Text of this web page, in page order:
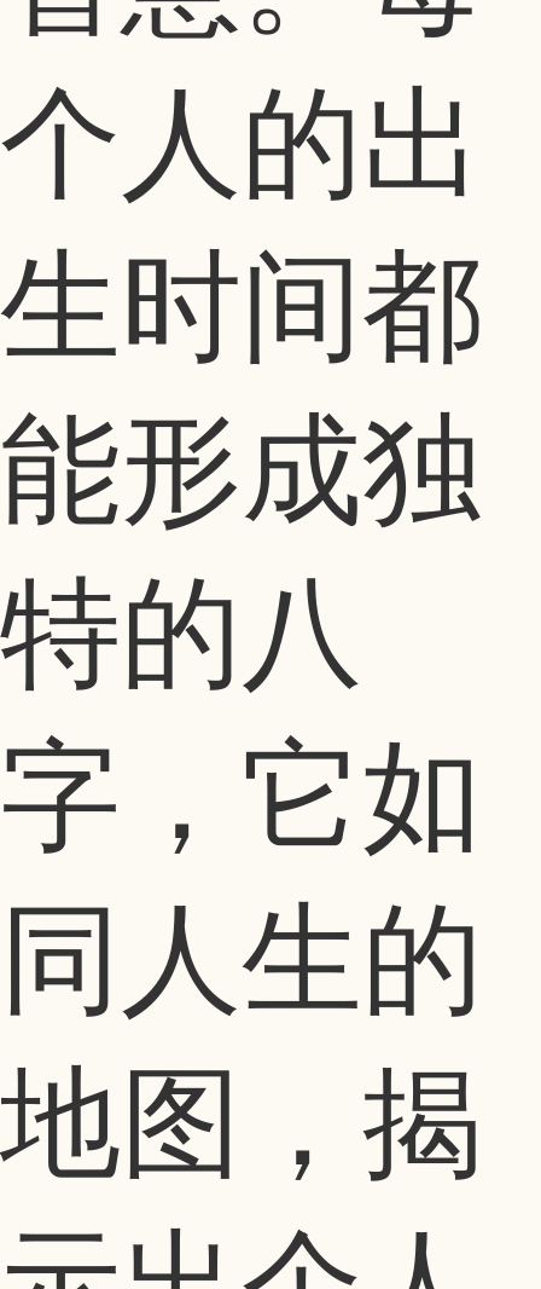
个人的出
生时间都
能形成独
特的八
字，它如
同人生的
地图，揭